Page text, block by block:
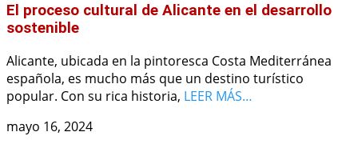
El proceso cultural de Alicante en el desarrollo
sostenible
Alicante, ubicada en la pintoresca Costa Mediterránea
española, es mucho más que un destino turístico
popular. Con su rica historia, LEER MÁS…
mayo 16, 2024